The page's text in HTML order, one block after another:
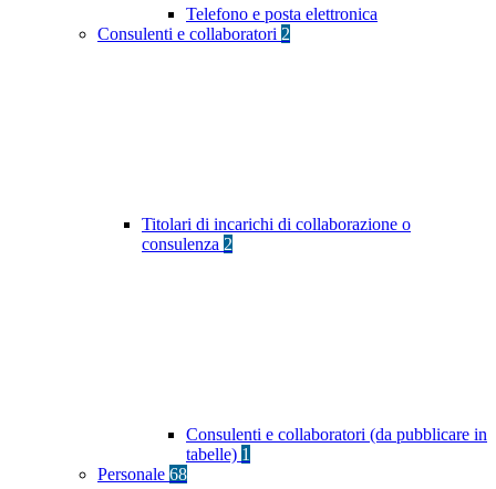
Telefono e posta elettronica
Consulenti e collaboratori 2
Titolari di incarichi di collaborazione o
consulenza 2
Consulenti e collaboratori (da pubblicare in
tabelle) 1
Personale 68